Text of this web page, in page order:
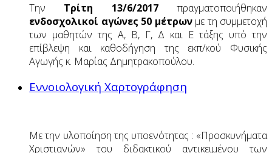
Την Τρίτη 13/6/2017πραγματοποιήθηκαν
ενδοσχολικοί αγώνες 50 μέτρωνμε τη συμμετοχή
των μαθητών της Α, Β, Γ, Δ και Ε τάξης υπό την
επίβλεψη και καθοδήγηση της εκπ/κού Φυσικής
Αγωγής κ. Μαρίας Δημητρακοπούλου.
Εννοιολογική Χαρτογράφηση
Με την υλοποίηση της υποενότητας : «Προσκυνήματα
Χριστιανών» του διδακτικού αντικειμένου των